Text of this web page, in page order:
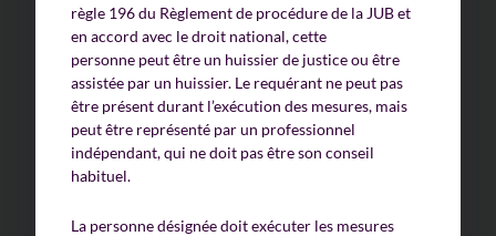
règle 196 du Règlement de procédure de la JUB et
en accord avec le droit national, cette
personne peut être un huissier de justice ou être
assistée par un huissier. Le requérant ne peut pas
être présent durant l’exécution des mesures, mais
peut être représenté par un professionnel
indépendant, qui ne doit pas être son conseil
habituel.
La personne désignée doit exécuter les mesures